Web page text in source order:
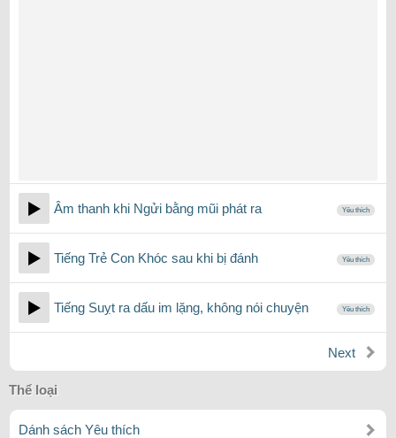
Âm thanh khi Ngửi bằng mũi phát ra Yêu thích
Tiếng Trẻ Con Khóc sau khi bị đánh Yêu thích
Tiếng Suỵt ra dấu im lặng, không nói chuyện Yêu thích
Next
Thể loại
Dánh sách Yêu thích